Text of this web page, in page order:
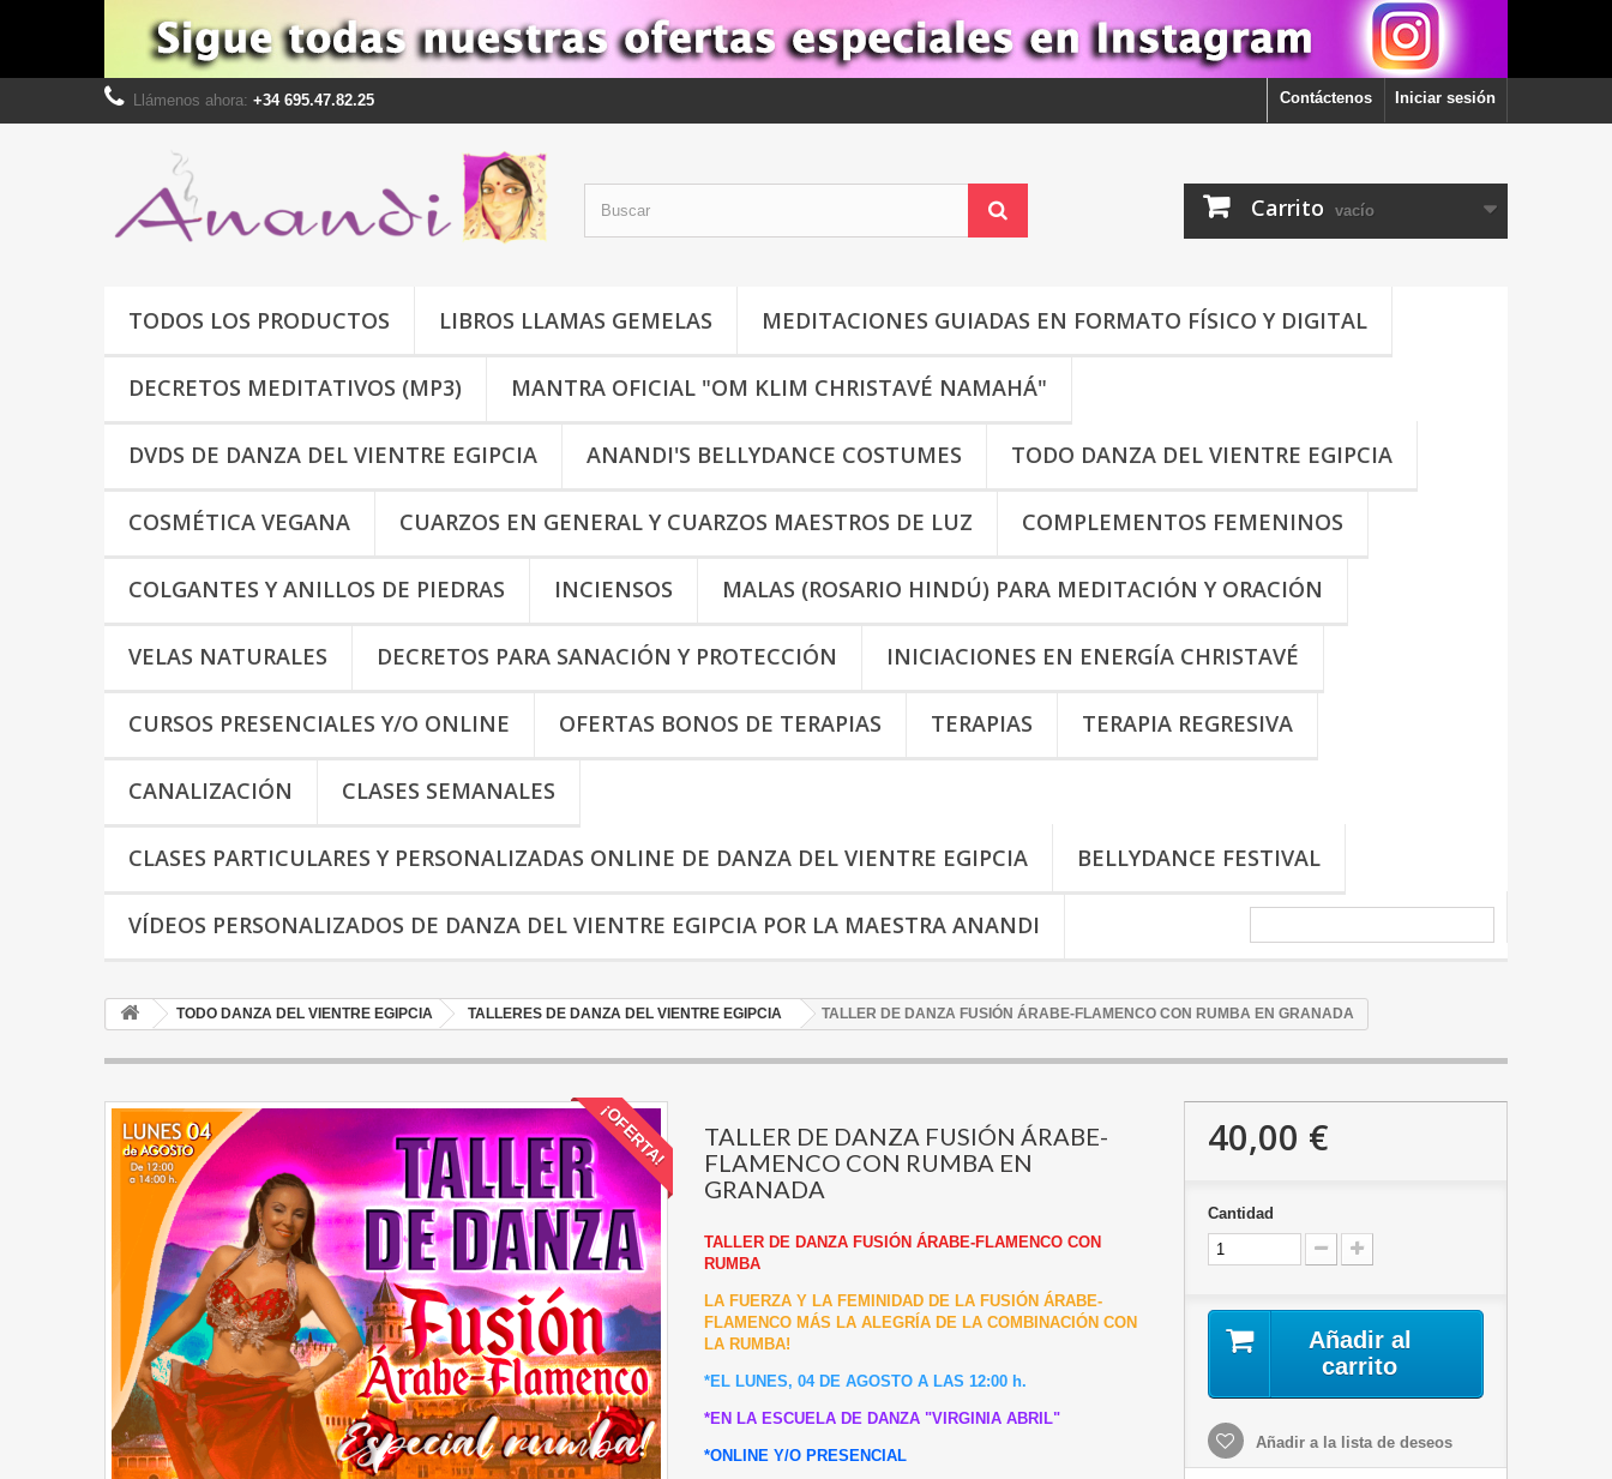
Iniciar sesión
Contáctenos
Llámenos ahora: +34 695.47.82.25
Carrito vacío
TODOS LOS PRODUCTOS LIBROS LLAMAS GEMELAS MEDITACIONES GUIADAS EN FORMATO FÍSICO Y DIGITAL
DECRETOS MEDITATIVOS (MP3) MANTRA OFICIAL "OM KLIM CHRISTAVÉ NAMAHÁ"
DVDS DE DANZA DEL VIENTRE EGIPCIA ANANDI'S BELLYDANCE COSTUMES TODO DANZA DEL VIENTRE EGIPCIA
COSMÉTICA VEGANA CUARZOS EN GENERAL Y CUARZOS MAESTROS DE LUZ COMPLEMENTOS FEMENINOS
COLGANTES Y ANILLOS DE PIEDRAS INCIENSOS MALAS (ROSARIO HINDÚ) PARA MEDITACIÓN Y ORACIÓN
VELAS NATURALES DECRETOS PARA SANACIÓN Y PROTECCIÓN INICIACIONES EN ENERGÍA CHRISTAVÉ
CURSOS PRESENCIALES Y/O ONLINE OFERTAS BONOS DE TERAPIAS TERAPIAS TERAPIA REGRESIVA
CANALIZACIÓN CLASES SEMANALES
CLASES PARTICULARES Y PERSONALIZADAS ONLINE DE DANZA DEL VIENTRE EGIPCIA BELLYDANCE FESTIVAL
VÍDEOS PERSONALIZADOS DE DANZA DEL VIENTRE EGIPCIA POR LA MAESTRA ANANDI
TODO DANZA DEL VIENTRE EGIPCIA TALLERES DE DANZA DEL VIENTRE EGIPCIA TALLER DE DANZA FUSIÓN ÁRABE-FLAMENCO CON RUMBA EN GRANADA
¡OFERTA!
TALLER DE DANZA FUSIÓN ÁRABE-
FLAMENCO CON RUMBA EN
GRANADA
TALLER DE DANZA FUSIÓN ÁRABE-FLAMENCO CON
RUMBA
LA FUERZA Y LA FEMINIDAD DE LA FUSIÓN ÁRABE-
FLAMENCO MÁS LA ALEGRÍA DE LA COMBINACIÓN CON
LA RUMBA!
*EL LUNES, 04 DE AGOSTO A LAS 12:00 h.
*EN LA ESCUELA DE DANZA "VIRGINIA ABRIL"
*ONLINE Y/O PRESENCIAL
40,00 €
Cantidad
Añadir al
carrito
Añadir a la lista de deseos